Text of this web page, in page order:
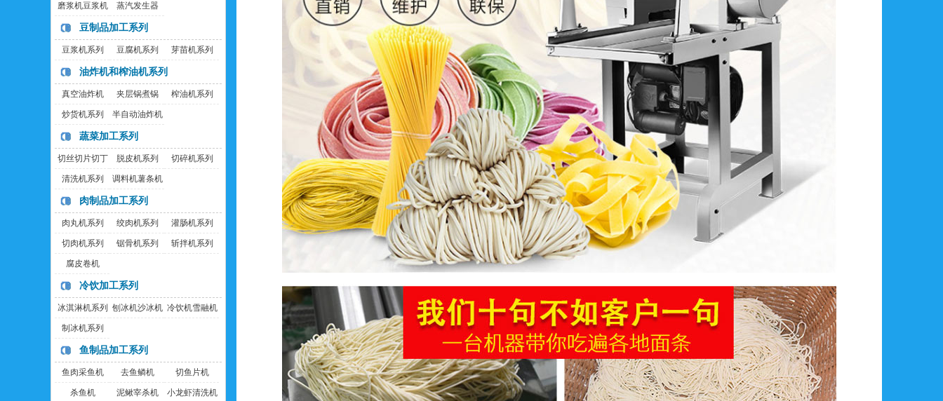
磨浆机豆浆机 蒸汽发生器
豆制品加工系列
豆浆机系列 豆腐机系列 芽苗机系列
油炸机和榨油机系列
真空油炸机 夹层锅煮锅 榨油机系列
炒货机系列 半自动油炸机
蔬菜加工系列
切丝切片切丁
机
脱皮机系列 切碎机系列
清洗机系列 调料机薯条机
肉制品加工系列
肉丸机系列 绞肉机系列 灌肠机系列
切肉机系列 锯骨机系列 斩拌机系列
腐皮卷机
冷饮加工系列
冰淇淋机系列 刨冰机沙冰机 冷饮机雪融机
制冰机系列
鱼制品加工系列
鱼肉采鱼机 去鱼鳞机 切鱼片机
杀鱼机 泥鳅宰杀机 小龙虾清洗机